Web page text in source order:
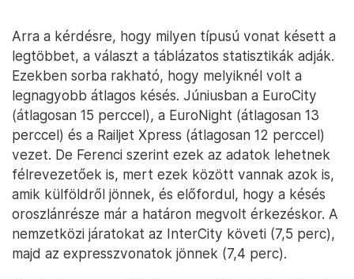
Arra a kérdésre, hogy milyen típusú vonat késett a
legtöbbet, a választ a táblázatos statisztikák adják.
Ezekben sorba rakható, hogy melyiknél volt a
legnagyobb átlagos késés. Júniusban a EuroCity
(átlagosan 15 perccel), a EuroNight (átlagosan 13
perccel) és a Railjet Xpress (átlagosan 12 perccel)
vezet. De Ferenci szerint ezek az adatok lehetnek
félrevezetőek is, mert ezek között vannak azok is,
amik külföldről jönnek, és előfordul, hogy a késés
oroszlánrésze már a határon megvolt érkezéskor. A
nemzetközi járatokat az InterCity követi (7,5 perc),
majd az expresszvonatok jönnek (7,4 perc).